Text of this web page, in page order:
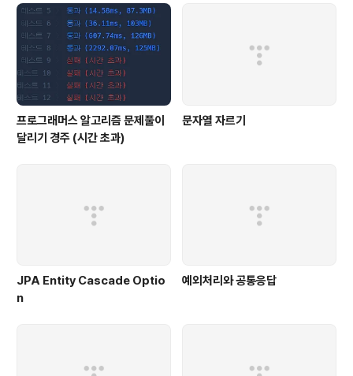
프로그래머스 알고리즘 문제풀이
달리기 경주 (시간 초과)
문자열 자르기
JPA Entity Cascade Optio
n
예외처리와 공통응답